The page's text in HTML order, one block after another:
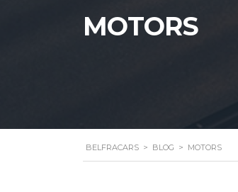
MOTORS
BELFRACARS > BLOG > MOTORS